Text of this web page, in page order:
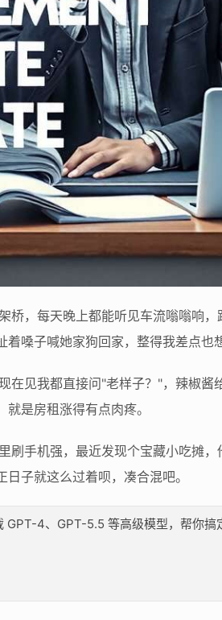
桥，每天晚上都能听见车流嗡嗡响
嗓子喊她家狗回家，整得我差点也
在见我都直接问"老样子？"，辣椒
是房租涨得有点肉疼。
刷手机强，最近发现个宝藏小吃摊
子就这么过着呗，凑合混吧。
4、GPT-5.5 等高级模型，帮你